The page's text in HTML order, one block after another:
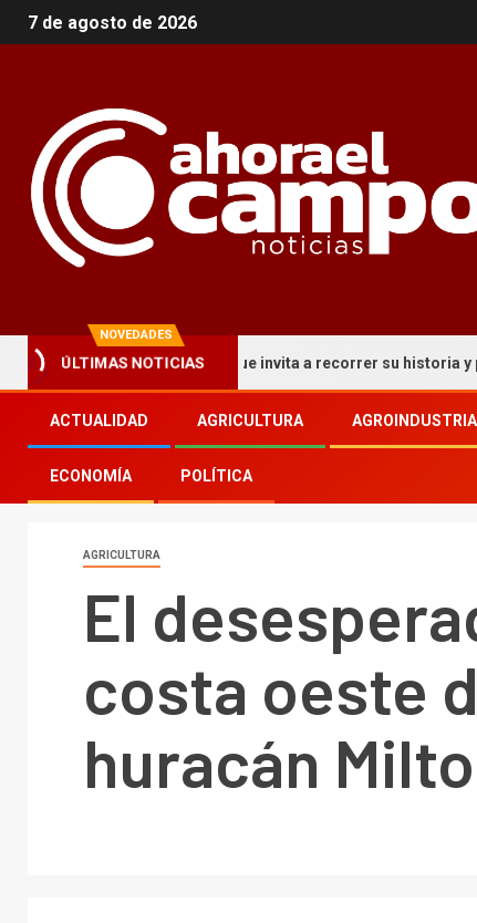
7 de agosto de 2026
NOVEDADES
ÚLTIMAS NOTICIAS
circuito turístico que invita a recorrer su historia y patrimonio
ACTUALIDAD AGRICULTURA AGROINDUSTRIA
ECONOMÍA POLÍTICA
AGRICULTURA
El
costa oeste
huracán